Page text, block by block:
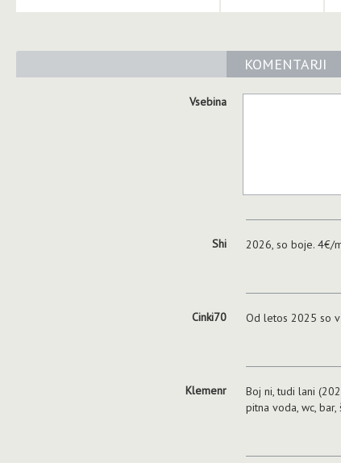
KOMENTARJI
Vsebina
Shi
2026, so boje. 4€/
Cinki70
Od letos 2025 so
Klemenr
Boj ni, tudi lani
pitna voda, wc, bar,